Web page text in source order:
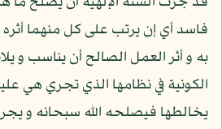
فاسد أي إن يرتب على كل منهما
به و أثر العمل الصالح أن يناسب و
الكونية في نظامها الذي تجري هي
يخالطها فيصلحه الله سبحانه و